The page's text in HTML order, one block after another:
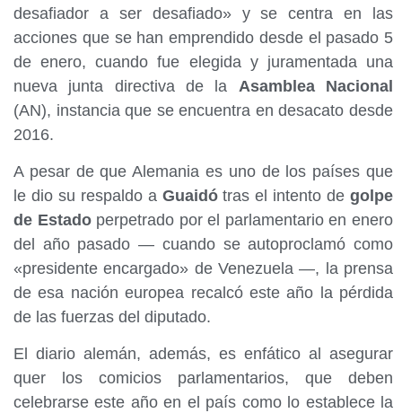
desafiador a ser desafiado» y se centra en las
acciones que se han emprendido desde el pasado 5
de enero, cuando fue elegida y juramentada una
nueva junta directiva de la Asamblea Nacional
(AN), instancia que se encuentra en desacato desde
2016.
A pesar de que Alemania es uno de los países que
le dio su respaldo a Guaidótras el intento de golpe
de Estadoperpetrado por el parlamentario en enero
del año pasado — cuando se autoproclamó como
«presidente encargado» de Venezuela —, la prensa
de esa nación europea recalcó este año la pérdida
de las fuerzas del diputado.
El diario alemán, además, es enfático al asegurar
quer los comicios parlamentarios, que deben
celebrarse este año en el país como lo establece la